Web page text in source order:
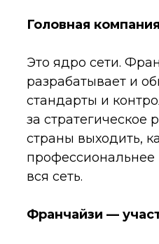
Головная
Это ядро сети.
разрабатывает и
стандарты и
за стратегическое
страны выходить,
профессиональнее
вся сеть.
Франчайзи —